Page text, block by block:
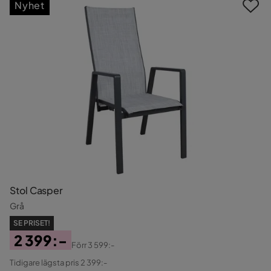
Stol Casper
Grå
SE PRISET!
Pris
2 399:-
Original
Förr3 599:-
Tidigare lägsta pris 2 399:-
Nyhet